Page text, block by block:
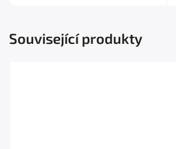
Související produkty